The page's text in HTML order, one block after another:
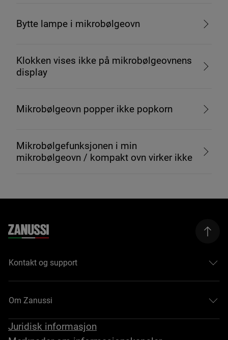
Bytte lampe i mikrobølgeovn
Klokken vises ikke på mikrobølgeovnens
display
Mikrobølgeovn popper ikke popkorn
Mikrobølgefunksjonen i min
mikrobølgeovn / kompakt ovn virker ikke
Kontakt og support
Om Zanussi
Juridisk informasjon